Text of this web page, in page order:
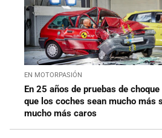
EN MOTORPASIÓN
En 25 años de pruebas de
que los coches sean mucho más
mucho más caros